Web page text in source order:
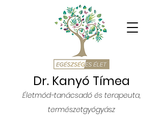
Dr. Kanyó Tímea
Életmód-tanácsadó és terapeuta,
természetgyógyász